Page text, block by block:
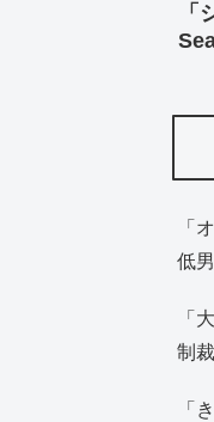
「
低
「
制
「